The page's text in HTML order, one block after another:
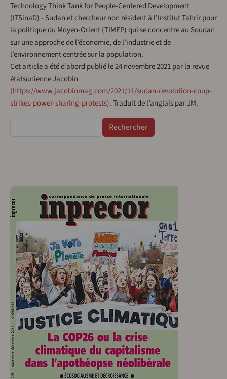
Technology Think Tank for People-Centered Development
(ITSinaD) - Sudan et chercheur non résident à l’Institut Tahrir pour
la politique du Moyen-Orient (TIMEP) qui se concentre au Soudan
sur une approche de l’économie, de l’industrie et de
l’environnement centrée sur la population.
Cet article a été d’abord publié le 24 novembre 2021 par la revue
étatsunienne Jacobin
(https://www.jacobinmag.com/2021/11/sudan-revolution-coup-
strikes-power-sharing-protests). Traduit de l’anglais par JM.